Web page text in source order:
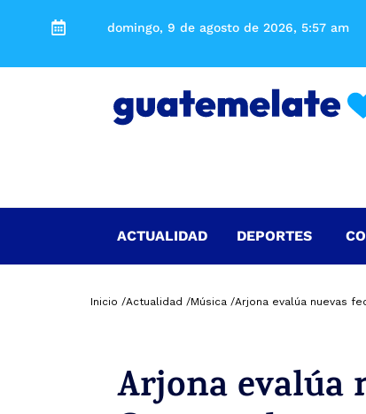
domingo, 9 de agosto de 2026, 5:57 am
ACTUALIDAD DEPORTES
Inicio /Actualidad /Música /Arjona evalúa nuevas
Arjona evalúa